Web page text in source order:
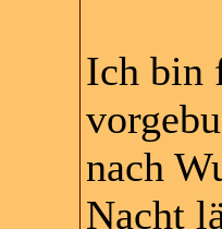
Ich bin
nach
Nacht